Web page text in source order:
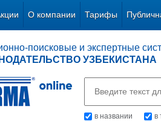
О компании Тарифы
поисковые и экспертные
УЗБЕКИСТАНА
в названии в